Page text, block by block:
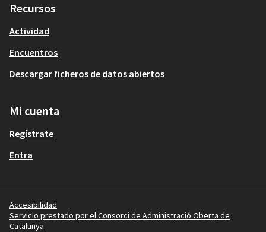
Recursos
Actividad
Encuentros
Descargar ficheros de datos abiertos
Mi cuenta
Regístrate
Entra
Accesibilidad
Servicio prestado por el Consorci de Administració Oberta de
Catalunya